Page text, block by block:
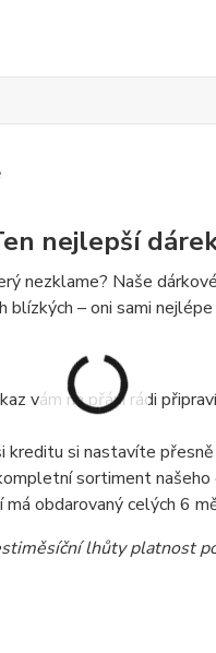
nejlepší
nezklame? Naše
blízkých – oni sami
vám na přání rádi
kreditu si nastavíte
sortiment našeho
má obdarovaný celých 6
lhůty platnost